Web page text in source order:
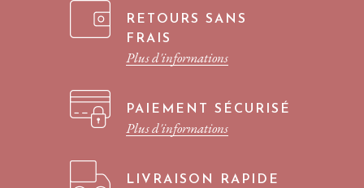
RETOURS SANS
FRAIS
Plus d'informations
PAIEMENT SÉCURISÉ
Plus d'informations
LIVRAISON RAPIDE